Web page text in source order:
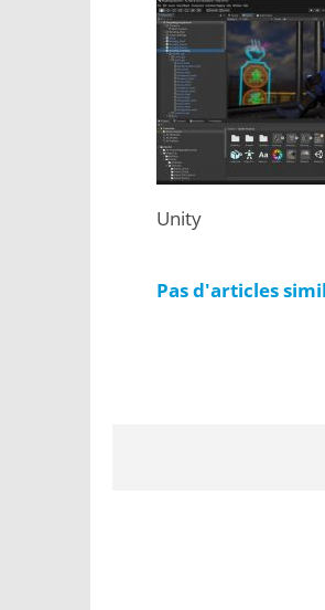
Unity
Pas d'articles